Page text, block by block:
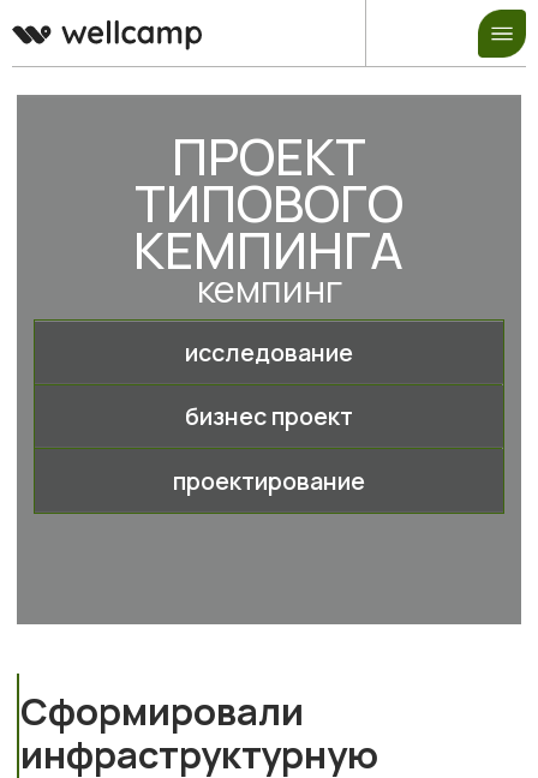
ПРОЕКТ
ТИПОВОГО
КЕМПИНГА
кемпинг
исследование
бизнес проект
проектирование
Сформировали
будет экономически эффективен при
на собственный опыт управления кемпингами
и учитывали международные требования.
Благодаря грамотному зонированию,
максимальному использованию потенциала
местности, продуманной инфраструктуре,
разработанная модель типового кемпинга